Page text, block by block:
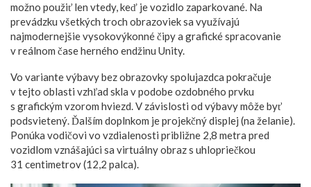
možno použiť len vtedy, keď je vozidlo zaparkované. Na
prevádzku všetkých troch obrazoviek sa využívajú
najmodernejšie vysokovýkonné čipy a grafické spracovanie
v reálnom čase herného endžinu Unity.
Vo variante výbavy bez obrazovky spolujazdca pokračuje
v tejto oblasti vzhľad skla v podobe ozdobného prvku
s grafickým vzorom hviezd. V závislosti od výbavy môže byť
podsvietený. Ďalším doplnkom je projekčný displej (na želanie).
Ponúka vodičovi vo vzdialenosti približne 2,8 metra pred
vozidlom vznášajúci sa virtuálny obraz s uhlopriečkou
31 centimetrov (12,2 palca).